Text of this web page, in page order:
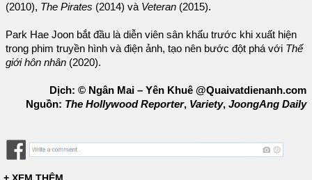
(2010), The Pirates (2014) và Veteran (2015).
Park Hae Joon bắt đầu là diễn viên sân khấu trước khi xuất hiện
trong phim truyền hình và điện ảnh, tạo nên bước đột phá với Thế
giới hôn nhân (2020).
Dịch: © Ngân Mai – Yên Khuê @Quaivatdienanh.com
Nguồn: The Hollywood Reporter, Variety, JoongAng Daily
+ XEM THÊM